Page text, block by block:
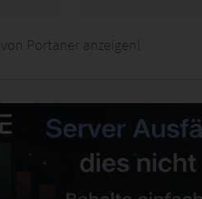
Portaner anzeigen!